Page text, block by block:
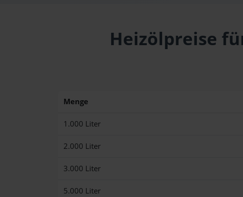
Heizölpreise
Menge
1.000 Liter
2.000 Liter
3.000 Liter
5.000 Liter